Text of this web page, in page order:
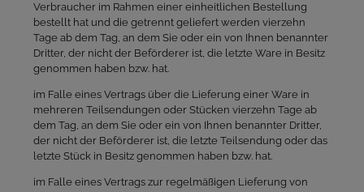
Verbraucher im Rahmen einer einheitlichen Bestellung
bestellt hat und die getrennt geliefert werden vierzehn
Tage ab dem Tag, an dem Sie oder ein von Ihnen benannter
Dritter, der nicht der Beförderer ist, die letzte Ware in Besitz
genommen haben bzw. hat.
im Falle eines Vertrags über die Lieferung einer Ware in
mehreren Teilsendungen oder Stücken vierzehn Tage ab
dem Tag, an dem Sie oder ein von Ihnen benannter Dritter,
der nicht der Beförderer ist, die letzte Teilsendung oder das
letzte Stück in Besitz genommen haben bzw. hat.
im Falle eines Vertrags zur regelmäßigen Lieferung von